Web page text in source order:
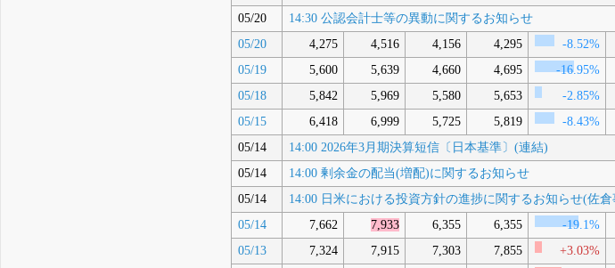
05/20
14:30 公認会計士等の異動に関するお知らせ
05/20
4,275 4,516 4,156 4,295 -8.52%
05/19
5,600 5,639 4,660 4,695 -16.95%
05/18
5,842 5,969 5,580 5,653 -2.85%
05/15
6,418 6,999 5,725 5,819 -8.43%
05/14
14:00 2026年3月期決算短信〔日本基準〕(連結)
05/14
14:00 剰余金の配当(増配)に関するお知らせ
05/14
14:00 日米における投資方針の進捗に関するお知らせ(佐
05/14
7,662 7,933 6,355 6,355 -19.1%
05/13
7,324 7,915 7,303 7,855 +3.03%